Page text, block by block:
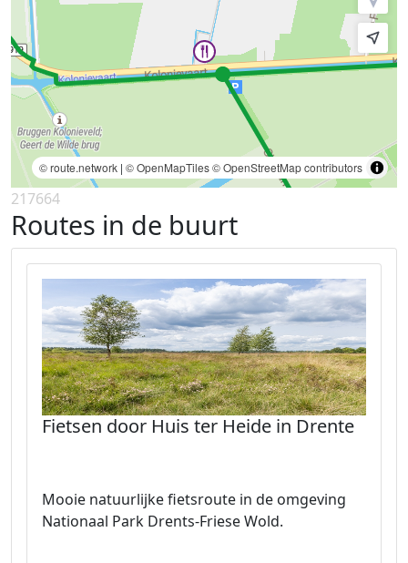
© route.network | © OpenMapTiles© OpenStreetMap contributors
217664
Routes in de buurt
Fietsen door Huis ter Heide in Drente
Mooie natuurlijke fietsroute in de omgeving
Nationaal Park Drents-Friese Wold.